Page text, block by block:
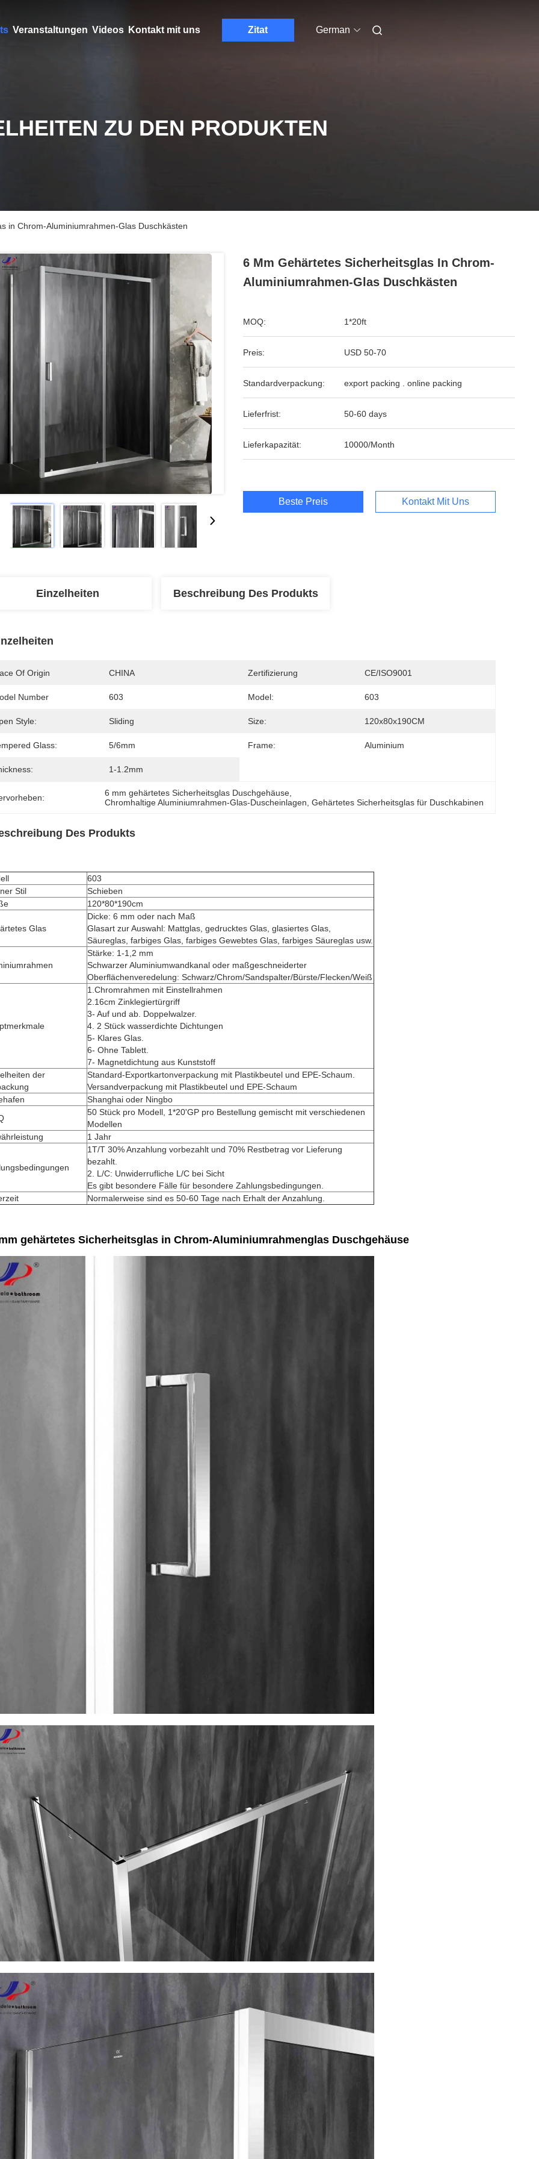
Veranstaltungen Videos Kontakt mit uns Zitat German
ZU DEN PRODUKTEN
in Chrom-Aluminiumrahmen-Glas Duschkästen
6 Mm Gehärtetes Sicherheitsglas In Chrom-
Aluminiumrahmen-Glas Duschkästen
MOQ: 1*20ft
Preis: USD 50-70
Standardverpackung: export packing . online packing
Lieferfrist: 50-60 days
Lieferkapazität: 10000/Month
Beste Preis Kontakt Mit Uns
Einzelheiten Beschreibung Des Produkts
Of Origin CHINA Zertifizierung CE/ISO9001
Number 603 Model: 603
Style: Sliding Size: 120x80x190CM
Glass: 5/6mm Frame: Aluminium
1-1.2mm
6 mm gehärtetes Sicherheitsglas Duschgehäuse
Chromhaltige Aluminiumrahmen-Glas-Duscheinlagen , Gehärtetes Sicherheitsglas für Duschkabinen
Des Produkts
603
Stil
Schieben
120*80*190cm
Glas
Dicke: 6 mm oder nach Maß
Glasart zur Auswahl: Mattglas, gedrucktes Glas, glasiertes Glas,
Säureglas, farbiges Glas, farbiges Gewebtes Glas, farbiges Säureglas usw.
Stärke: 1-1,2 mm
Schwarzer Aluminiumwandkanal oder maßgeschneiderter
Oberflächenveredelung: Schwarz/Chrom/Sandspalter/Bürste/Flecken/Weiß
1.Chromrahmen mit Einstellrahmen
2.16cm Zinklegiertürgriff
3- Auf und ab. Doppelwalzer.
4. 2 Stück wasserdichte Dichtungen
5- Klares Glas.
6- Ohne Tablett.
7- Magnetdichtung aus Kunststoff
der
Standard-Exportkartonverpackung mit Plastikbeutel und EPE-Schaum.
Versandverpackung mit Plastikbeutel und EPE-Schaum
Shanghai oder Ningbo
50 Stück pro Modell, 1*20'GP pro Bestellung gemischt mit verschiedenen
Modellen
1 Jahr
1T/T 30% Anzahlung vorbezahlt und 70% Restbetrag vor Lieferung
bezahlt.
2. L/C: Unwiderrufliche L/C bei Sicht
Es gibt besondere Fälle für besondere Zahlungsbedingungen.
Normalerweise sind es 50-60 Tage nach Erhalt der Anzahlung.
gehärtetes Sicherheitsglas in Chrom-Aluminiumrahmenglas Duschgehäuse